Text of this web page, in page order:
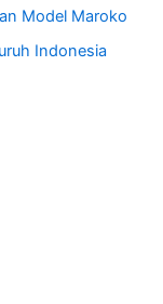
Model Maroko
Indonesia